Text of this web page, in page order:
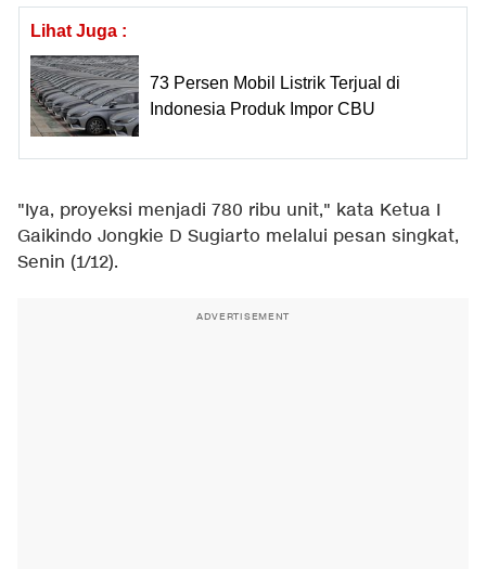
Lihat Juga :
73 Persen Mobil Listrik Terjual di
Indonesia Produk Impor CBU
"Iya, proyeksi menjadi 780 ribu unit," kata Ketua I
Gaikindo Jongkie D Sugiarto melalui pesan singkat,
Senin (1/12).
ADVERTISEMENT